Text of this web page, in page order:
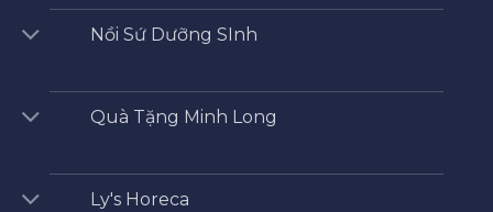
Nồi Sứ Dưỡng SInh
Quà Tặng Minh Long
Ly's Horeca